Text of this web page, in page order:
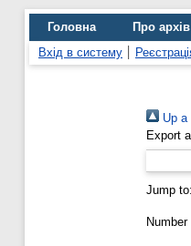
Головна Про архів
Вхід в систему
Up a
Export
Jump to: